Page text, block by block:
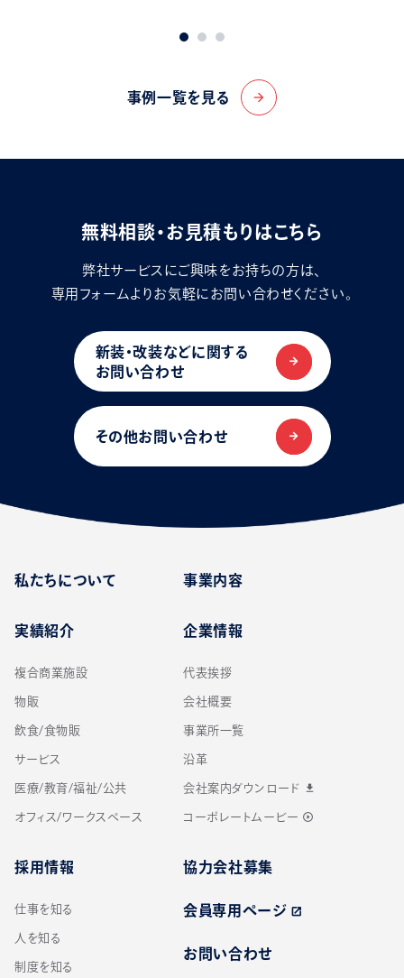
事例一覧を見る arrow_forward
無料相談・お見積もりはこちら
弊社サービスにご興味をお持ちの方は、
専用フォームよりお気軽にお問い合わせください。
新装・改装などに関する
お問い合わせ
その他お問い合わせ
私たちについて
実績紹介
複合商業施設
物販
飲食/食物販
サービス
医療/教育/福祉/公共
オフィス/ワークスペース
事業内容
企業情報
代表挨拶
会社概要
事業所一覧
沿革
会社案内ダウンロード download
コーポレートムービー play_circle_outline
採用情報
仕事を知る
人を知る
制度を知る
協力会社募集
会員専用ページ open_in_new
お問い合わせ